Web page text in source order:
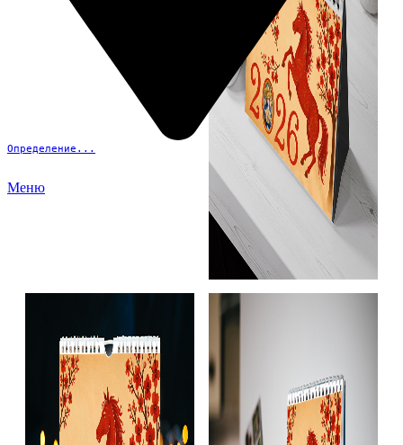
Определение...
Меню